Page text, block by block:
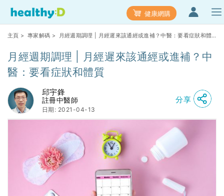
健康網購
主頁 > 專家解碼 > 月經週期調理 | 月經遲來該通經或進補？中醫：要看症狀和體
月經週期調理 | 月經遲來該通經或進補？中
醫：要看症狀和體質
邱宇鋒
註冊中醫師
日期: 2021-04-13
分享